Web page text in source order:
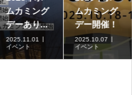
ムカミング
デーあり...
2025.11.01
イベント
ムカミング
デー開催！
2025.10.07
イベント